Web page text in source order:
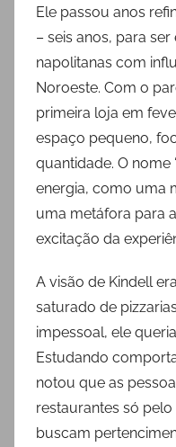
Ele passou anos
– seis anos, para
napolitanas com
Noroeste. Com o
primeira loja em
espaço pequeno,
quantidade. O nome
energia, como uma
uma metáfora para
excitação da
A visão de Kindell
saturado de
impessoal, ele
Estudando
notou que as
restaurantes só
buscam